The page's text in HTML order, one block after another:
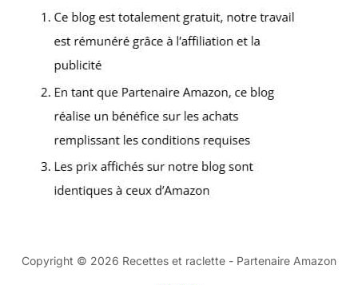
Copyright © 2026 Recettes et raclette - Partenaire Amazon